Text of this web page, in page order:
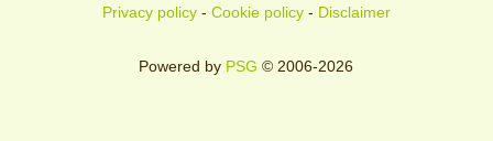
Privacy policy- Cookie policy- Disclaimer
Powered by PSG © 2006-2026